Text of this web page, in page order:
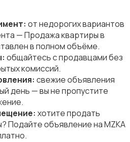
от недорогих вариантов
— Продажа квартиры в
в полном объёме.
общайтесь с продавцами без
комиссий.
свежие объявления
день — вы не пропустите
хотите продать
Подайте объявление на MZKA